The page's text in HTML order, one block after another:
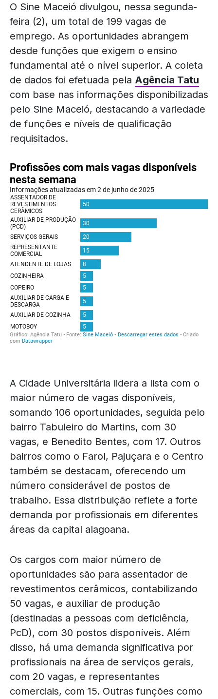
O Sine Maceió divulgou, nessa segunda-
feira (2), um total de 199 vagas de
emprego. As oportunidades abrangem
desde funções que exigem o ensino
fundamental até o nível superior. A coleta
de dados foi efetuada pela Agência Tatu
com base nas informações disponibilizadas
pelo Sine Maceió, destacando a variedade
de funções e níveis de qualificação
requisitados.
A Cidade Universitária lidera a lista com o
maior número de vagas disponíveis,
somando 106 oportunidades, seguida pelo
bairro Tabuleiro do Martins, com 30
vagas, e Benedito Bentes, com 17. Outros
bairros como o Farol, Pajuçara e o Centro
também se destacam, oferecendo um
número considerável de postos de
trabalho. Essa distribuição reflete a forte
demanda por profissionais em diferentes
áreas da capital alagoana.
Os cargos com maior número de
oportunidades são para assentador de
revestimentos cerâmicos, contabilizando
50 vagas, e auxiliar de produção
(destinadas a pessoas com deficiência,
PcD), com 30 postos disponíveis. Além
disso, há uma demanda significativa por
profissionais na área de serviços gerais,
com 20 vagas, e representantes
comerciais, com 15. Outras funções como